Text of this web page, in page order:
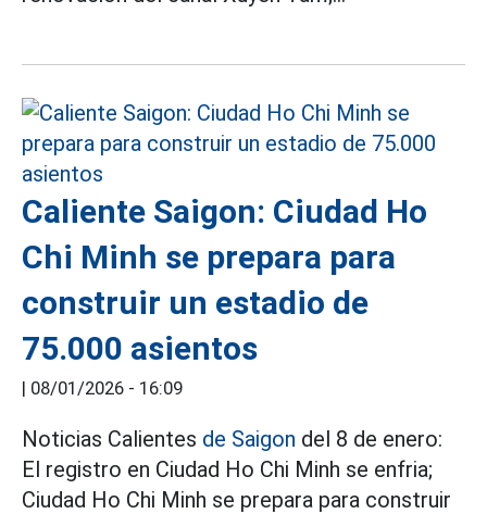
Caliente Saigon: Ciudad Ho
Chi Minh se prepara para
construir un estadio de
75.000 asientos
| 08/01/2026 - 16:09
Noticias Calientes de Saigon del 8 de enero:
El registro en Ciudad Ho Chi Minh se enfria;
Ciudad Ho Chi Minh se prepara para construir